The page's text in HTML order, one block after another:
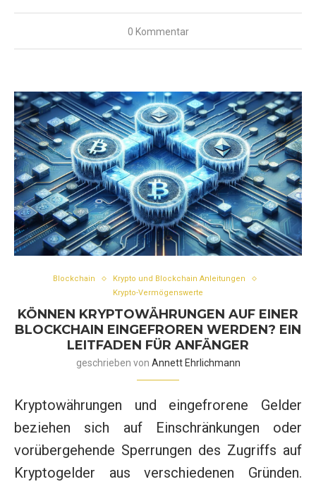
0 Kommentar
Blockchain
Krypto und Blockchain Anleitungen
Krypto-Vermögenswerte
KÖNNEN KRYPTOWÄHRUNGEN AUF EINER
BLOCKCHAIN EINGEFROREN WERDEN? EIN
LEITFADEN FÜR ANFÄNGER
geschrieben von Annett Ehrlichmann
Kryptowährungen und eingefrorene Gelder
beziehen sich auf Einschränkungen oder
vorübergehende Sperrungen des Zugriffs auf
Kryptogelder aus verschiedenen Gründen.